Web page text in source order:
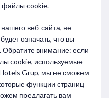
файлы cookie.
веб-сайта, не
означать, что вы
Обратите внимание: если
cookie, используемые
Grup, мы не сможем
функции страниц
предлагать вам